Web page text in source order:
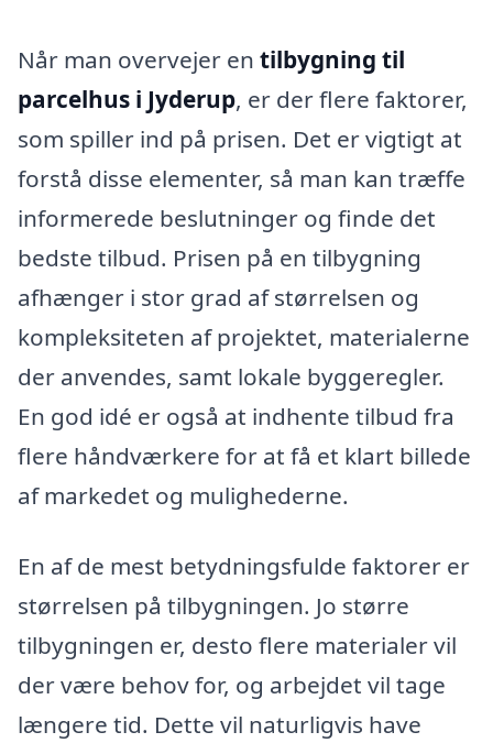
Når man overvejer en tilbygning til
parcelhus i Jyderup, er der flere faktorer,
som spiller ind på prisen. Det er vigtigt at
forstå disse elementer, så man kan træffe
informerede beslutninger og finde det
bedste tilbud. Prisen på en tilbygning
afhænger i stor grad af størrelsen og
kompleksiteten af projektet, materialerne
der anvendes, samt lokale byggeregler.
En god idé er også at indhente tilbud fra
flere håndværkere for at få et klart billede
af markedet og mulighederne.
En af de mest betydningsfulde faktorer er
størrelsen på tilbygningen. Jo større
tilbygningen er, desto flere materialer vil
der være behov for, og arbejdet vil tage
længere tid. Dette vil naturligvis have